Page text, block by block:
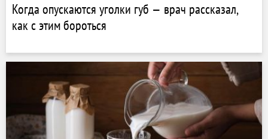
Когда опускаются уголки губ — врач рассказал,
как с этим бороться